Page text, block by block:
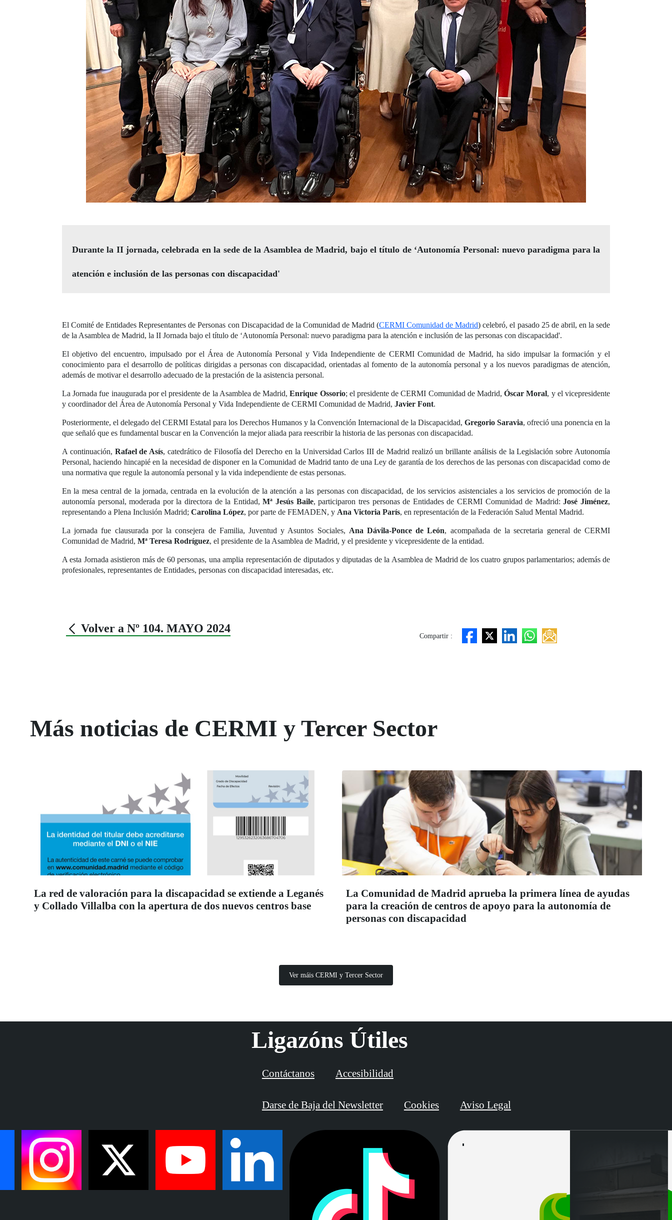
Durante la II jornada, celebrada en la sede de la Asamblea de Madrid, bajo el título de ‘Autonomía Personal: nuevo paradigma para la
atención e inclusión de las personas con discapacidad'
El Comité de Entidades Representantes de Personas con Discapacidad de la Comunidad de Madrid (CERMI Comunidad de Madrid) celebró, el pasado 25 de abril, en la sede
de la Asamblea de Madrid, la II Jornada bajo el título de ‘Autonomía Personal: nuevo paradigma para la atención e inclusión de las personas con discapacidad'.
El objetivo del encuentro, impulsado por el Área de Autonomía Personal y Vida Independiente de CERMI Comunidad de Madrid, ha sido impulsar la formación y el
conocimiento para el desarrollo de políticas dirigidas a personas con discapacidad, orientadas al fomento de la autonomía personal y a los nuevos paradigmas de atención,
además de motivar el desarrollo adecuado de la prestación de la asistencia personal.
La Jornada fue inaugurada por el presidente de la Asamblea de Madrid,Enrique Ossorio; el presidente de CERMI Comunidad de Madrid,Óscar Moral, y el vicepresidente
y coordinador del Área de Autonomía Personal y Vida Independiente de CERMI Comunidad de Madrid, Javier Font.
Posteriormente, el delegado del CERMI Estatal para los Derechos Humanos y la Convención Internacional de la Discapacidad, Gregorio Saravia, ofreció una ponencia en la
que señaló que es fundamental buscar en la Convención la mejor aliada para reescribir la historia de las personas con discapacidad.
A continuación, Rafael de Asís, catedrático de Filosofía del Derecho en la Universidad Carlos III de Madrid realizó un brillante análisis de la Legislación sobre Autonomía
Personal, haciendo hincapié en la necesidad de disponer en la Comunidad de Madrid tanto de una Ley de garantía de los derechos de las personas con discapacidad como de
una normativa que regule la autonomía personal y la vida independiente de estas personas.
En la mesa central de la jornada, centrada en la evolución de la atención a las personas con discapacidad, de los servicios asistenciales a los servicios de promoción de la
autonomía personal, moderada por la directora de la Entidad,Mª Jesús Baile, participaron tres personas de Entidades de CERMI Comunidad de Madrid:José Jiménez,
representando a Plena Inclusión Madrid; Carolina López, por parte de FEMADEN, y Ana Victoria París, en representación de la Federación Salud Mental Madrid.
La jornada fue clausurada por la consejera de Familia, Juventud y Asuntos Sociales, Ana Dávila-Ponce de León, acompañada de la secretaria general de CERMI
Comunidad de Madrid, Mª Teresa Rodríguez, el presidente de la Asamblea de Madrid, y el presidente y vicepresidente de la entidad.
A esta Jornada asistieron más de 60 personas, una amplia representación de diputados y diputadas de la Asamblea de Madrid de los cuatro grupos parlamentarios; además de
profesionales, representantes de Entidades, personas con discapacidad interesadas, etc.
Volver a Nº 104. MAYO 2024
Compartir :
Más noticias de CERMI y Tercer Sector
La red de valoración para la discapacidad se extiende a Leganés
y Collado Villalba con la apertura de dos nuevos centros base
La Comunidad de Madrid aprueba la primera línea de ayudas
para la creación de centros de apoyo para la autonomía de
personas con discapacidad
Ver máis CERMI y Tercer Sector
Ligazóns Útiles
Contáctanos Accesibilidad
Darse de Baja del Newsletter Cookies Aviso Legal